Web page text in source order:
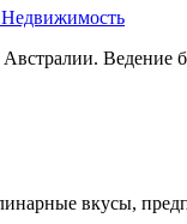
Ведение
вкусы,